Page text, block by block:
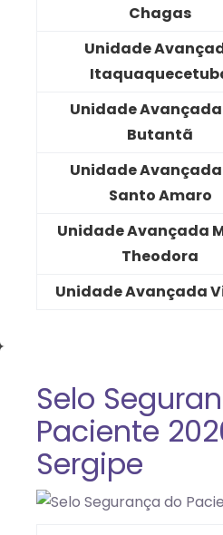
Chagas
Unidade
Unidade Avançada
Butantã
Unidade Avançada
Santo Amaro
Unidade Avançada
Theodora
Unidade Avançada
Selo
Paciente
Sergipe